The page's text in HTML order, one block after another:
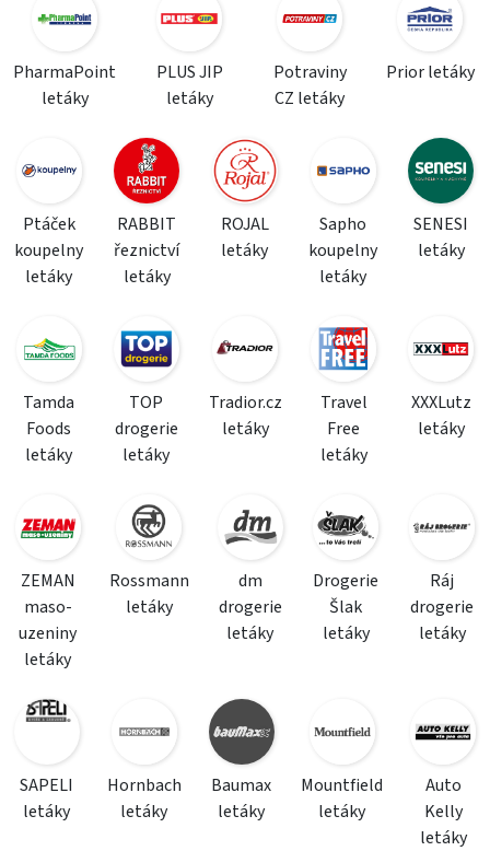
PharmaPoint
letáky
PLUS JIP
letáky
Potraviny
CZ letáky
Prior letáky
Ptáček
koupelny
letáky
RABBIT
řeznictví
letáky
ROJAL
letáky
Sapho
koupelny
letáky
SENESI
letáky
Tamda
Foods
letáky
TOP
drogerie
letáky
Tradior.cz
letáky
Travel
Free
letáky
XXXLutz
letáky
ZEMAN
maso-
uzeniny
letáky
Rossmann
letáky
dm
drogerie
letáky
Drogerie
Šlak
letáky
Ráj
drogerie
letáky
SAPELI
letáky
Hornbach
letáky
Baumax
letáky
Mountfield
letáky
Auto
Kelly
letáky